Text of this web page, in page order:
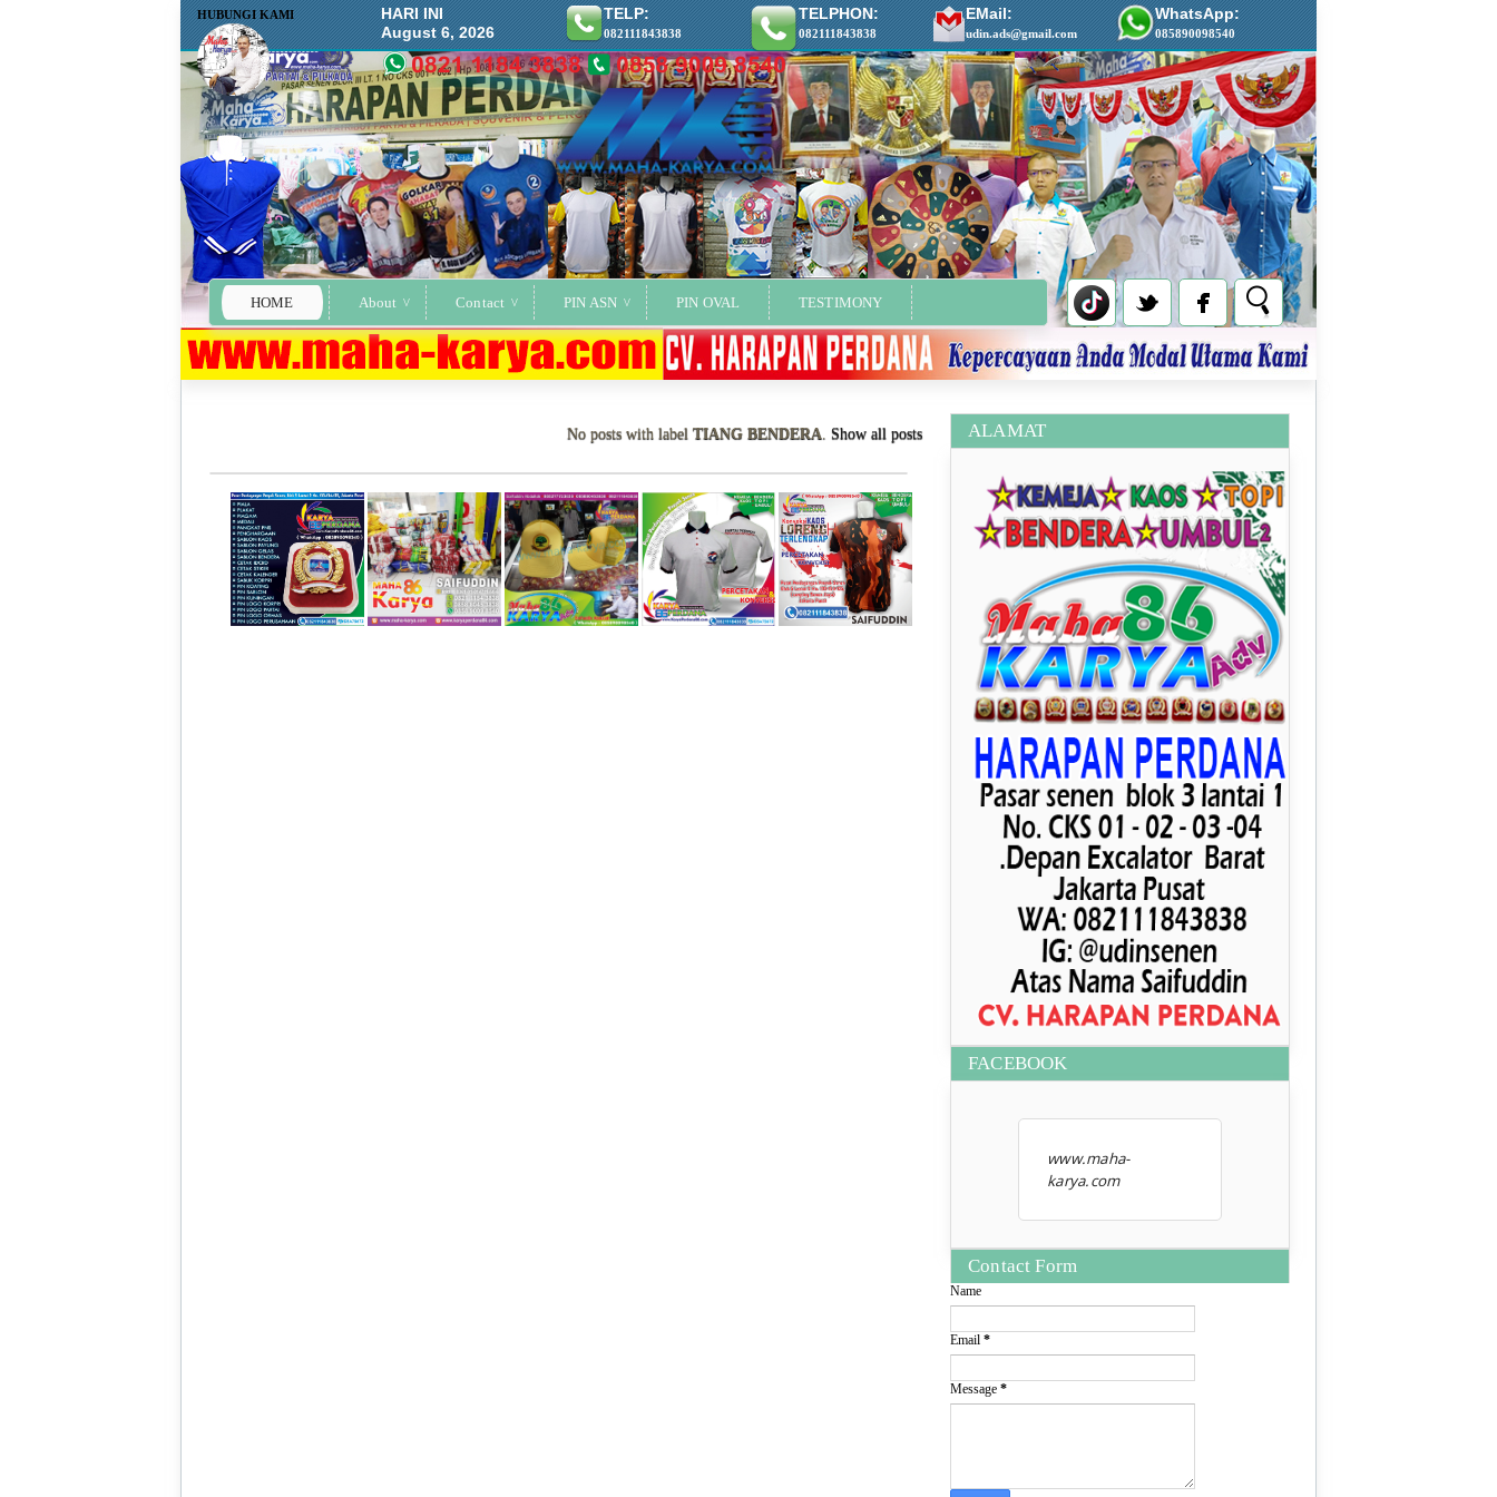
HOME About Contact PIN ASN PIN OVAL TESTIMONY
HUBUNGI KAMI
HARI INI
August 6, 2026
TELP:
082111843838
TELPHON:
082111843838
EMail:
udin.ads@gmail.com
WhatsApp:
085890098540
No posts with label TIANG BENDERA. Show all posts ALAMAT
FACEBOOK
www.maha-
karya.com
Contact Form
Name
Email *
Message *